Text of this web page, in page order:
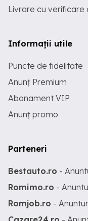
Livrare cu verificare
Informații utile
Puncte de fidelitate
Anunț Premium
Abonament VIP
Anunț promo
Parteneri
Bestauto.ro -
Romimo.ro -
Romjob.ro -